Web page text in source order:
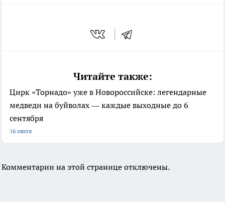
Читайте также:
Цирк «Торнадо» уже в Новороссийске: легендарные
медведи на буйволах — каждые выходные до 6
сентября
16 июля
Комментарии на этой странице отключены.